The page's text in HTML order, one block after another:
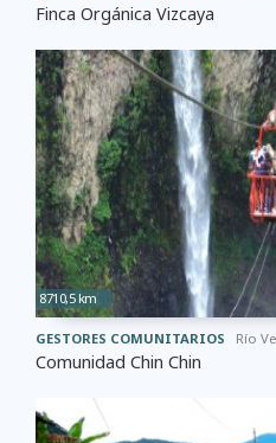
Finca Orgánica Vizcaya
8710,5 km
GESTORES COMUNITARIOS Río
Comunidad Chin Chin